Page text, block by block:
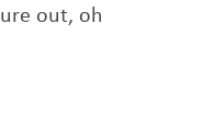
out, oh